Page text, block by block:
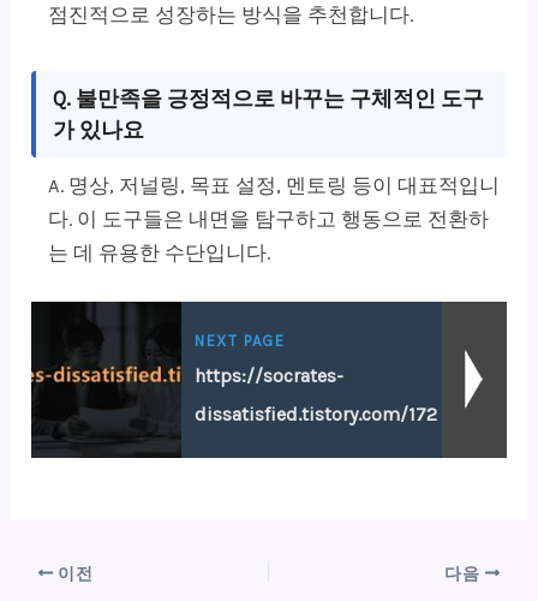
점진적으로 성장하는 방식을 추천합니다.
Q. 불만족을 긍정적으로 바꾸는 구체적인 도구
가 있나요
A. 명상, 저널링, 목표 설정, 멘토링 등이 대표적입니
다. 이 도구들은 내면을 탐구하고 행동으로 전환하
는 데 유용한 수단입니다.
NEXT PAGE
https://socrates-
dissatisfied.tistory.com/172
이전 다음